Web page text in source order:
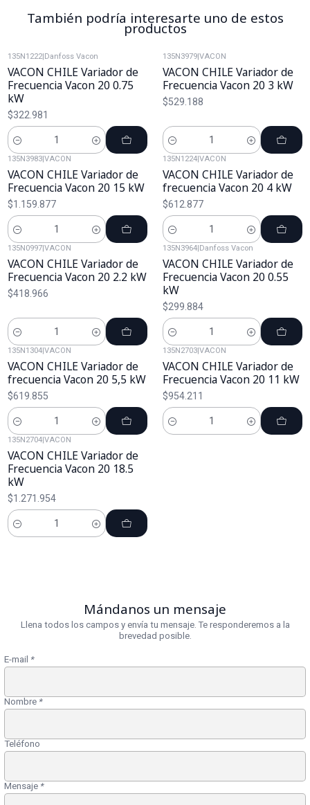
También podría interesarte uno de estos
productos
135N1222 Danfoss Vacon
VACON CHILE Variador de
Frecuencia Vacon 20 0.75
kW
$322.981
Cantidad
135N3979 |VACON
VACON CHILE Variador de
Frecuencia Vacon 20 3 kW
$529.188
Cantidad
135N3983 |VACON
VACON CHILE Variador de
Frecuencia Vacon 20 15 kW
$1.159.877
Cantidad
135N1224 |VACON
VACON CHILE Variador de
frecuencia Vacon 20 4 kW
$612.877
Cantidad
135N0997 |VACON
VACON CHILE Variador de
Frecuencia Vacon 20 2.2 kW
$418.966
Cantidad
135N3964 Danfoss Vacon
VACON CHILE Variador de
Frecuencia Vacon 20 0.55
kW
$299.884
Cantidad
135N1304 |VACON
VACON CHILE Variador de
frecuencia Vacon 20 5,5 kW
$619.855
Cantidad
135N2703 |VACON
VACON CHILE Variador de
Frecuencia Vacon 20 11 kW
$954.211
Cantidad
135N2704 |VACON
VACON CHILE Variador de
Frecuencia Vacon 20 18.5
kW
$1.271.954
Cantidad
Mándanos un mensaje
Llena todos los campos y envía tu mensaje. Te responderemos a la
brevedad posible.
E-mail *
Nombre *
Teléfono
Mensaje *